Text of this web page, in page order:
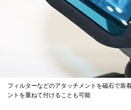
フィルターなどのアタッチメントを磁石で装
ントを重ねて付けることも可能